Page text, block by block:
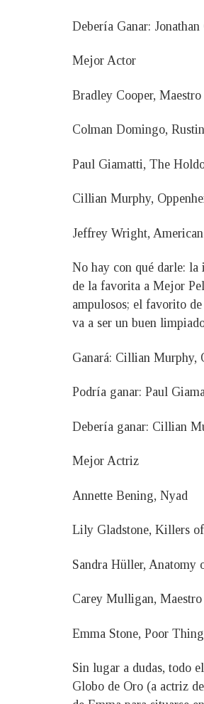
Debería Ganar:
Mejor Actor
Bradley Cooper, Maestro
Colman Domingo, Rustin
Paul Giamatti, The
Cillian Murphy,
Jeffrey Wright,
No hay con qué darle:
de la favorita a Mejor
ampulosos; el favorito
va a ser un buen
Ganará: Cillian Murphy,
Podría ganar: Paul
Debería ganar: Cillian
Mejor Actriz
Annette Bening, Nyad
Lily Gladstone, Killers
Sandra Hüller, Anatomy
Carey Mulligan, Maestro
Emma Stone, Poor
Sin lugar a dudas, todo
Globo de Oro (a actriz